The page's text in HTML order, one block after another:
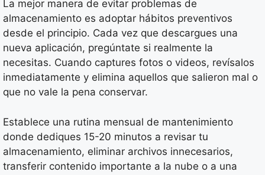
La mejor manera de evitar problemas de
almacenamiento es adoptar hábitos preventivos
desde el principio. Cada vez que descargues una
nueva aplicación, pregúntate si realmente la
necesitas. Cuando captures fotos o videos, revísalos
inmediatamente y elimina aquellos que salieron mal o
que no vale la pena conservar.
Establece una rutina mensual de mantenimiento
donde dediques 15-20 minutos a revisar tu
almacenamiento, eliminar archivos innecesarios,
transferir contenido importante a la nube o a una